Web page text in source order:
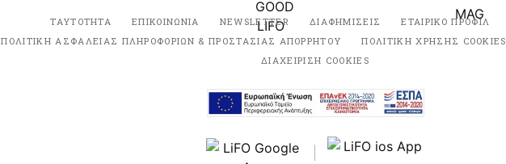
ΤΑΥΤΟΤΗΤΑ ΕΠΙΚΟΙΝΩΝΙΑ NEWSLETTER ΔΙΑΦΗΜΙΣΕΙΣ ΕΤΑΙΡΙΚΟ ΠΡΟΦΙΛ
ΠΟΛΙΤΙΚΗ ΑΣΦΑΛΕΙΑΣ ΠΛΗΡΟΦΟΡΙΩΝ & ΠΡΟΣΤΑΣΙΑΣ ΑΠΟΡΡΗΤΟΥ
ΠΟΛΙΤΙΚΗ ΧΡΗΣΗΣ COOKIES
ΔΙΑΧΕΙΡΙΣΗ COOKIES